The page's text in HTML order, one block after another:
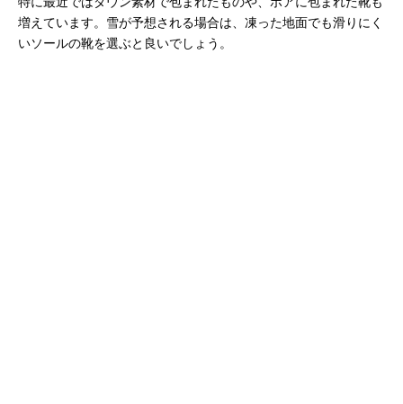
増えています。雪が予想される場合は、凍った地面でも滑りにく
いソールの靴を選ぶと良いでしょう。